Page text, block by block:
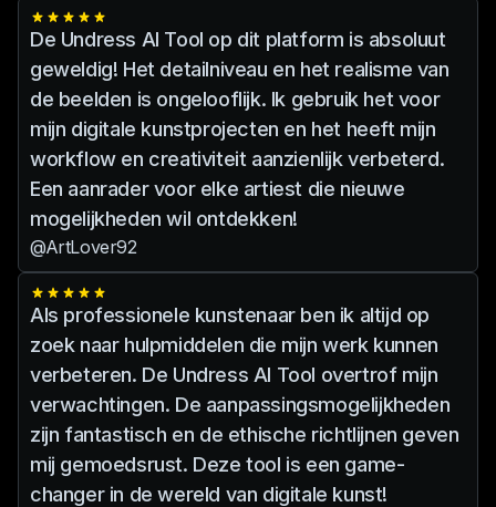
schadelijk of aanstootgevend kan zijn.
Ons platform biedt richtlijnen en
hulpmiddelen om gebruikers te helpen
zich aan ethische normen te houden.
We werken onze AI-modellen
voortdurend bij om de nieuwste
ontwikkelingen op het gebied van
machinaal leren te integreren, zodat
onze gebruikers toegang hebben tot de
beste tools voor het maken van AI-
uitkleedkunst.
De Undress AI Tool op dit platform is absoluut
geweldig! Het detailniveau en het realisme van
de beelden is ongelooflijk. Ik gebruik het voor
mijn digitale kunstprojecten en het heeft mijn
workflow en creativiteit aanzienlijk verbeterd.
Een aanrader voor elke artiest die nieuwe
mogelijkheden wil ontdekken!
@ArtLover92
Als professionele kunstenaar ben ik altijd op
zoek naar hulpmiddelen die mijn werk kunnen
verbeteren. De Undress AI Tool overtrof mijn
verwachtingen. De aanpassingsmogelijkheden
zijn fantastisch en de ethische richtlijnen geven
mij gemoedsrust. Deze tool is een game-
changer in de wereld van digitale kunst!